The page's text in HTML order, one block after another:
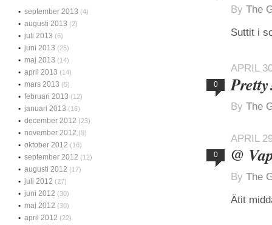
By The
Suttit i
APRIL
0
By The
APRIL
0 @
By The
Ätit
september 2013 (4)
augusti 2013 (2)
juli 2013 (6)
juni 2013 (25)
maj 2013 (14)
april 2013 (14)
mars 2013 (5)
februari 2013 (12)
januari 2013 (16)
december 2012 (23)
november 2012 (9)
oktober 2012 (16)
september 2012 (12)
augusti 2012 (17)
juli 2012 (27)
juni 2012 (30)
maj 2012 (30)
april 2012 (22)